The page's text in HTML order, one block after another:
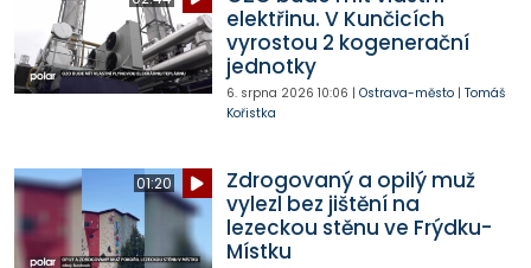
elektřinu. V Kunčicích
vyrostou 2 kogenerační
jednotky
6. srpna 2026 10:06 | Ostrava-město| Tomáš
Kořistka
01:20
Zdrogovaný a opilý muž
vylezl bez jištění na
lezeckou stěnu ve Frýdku-
Místku